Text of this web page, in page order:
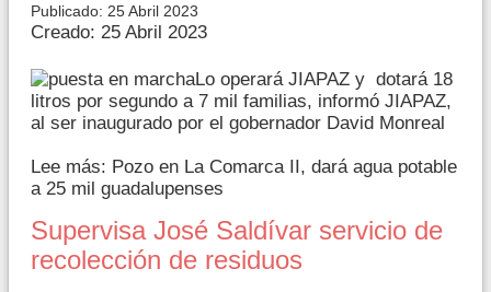
Publicado: 25 Abril 2023
Creado: 25 Abril 2023
Lo operará JIAPAZ y dotará 18
litros por segundo a 7 mil familias, informó JIAPAZ,
al ser inaugurado por el gobernador David Monreal
Lee más: Pozo en La Comarca II, dará agua potable
a 25 mil guadalupenses
Supervisa José Saldívar servicio de
recolección de residuos